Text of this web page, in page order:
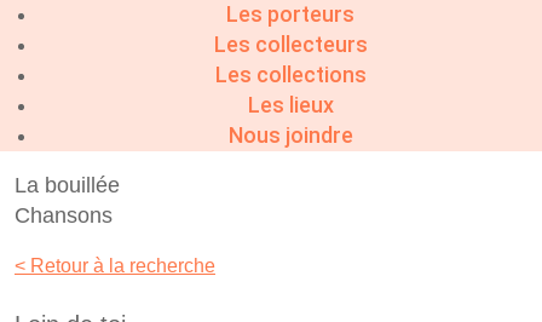
Les porteurs
Les collecteurs
Les collections
Les lieux
Nous joindre
La bouillée
Chansons
< Retour à la recherche